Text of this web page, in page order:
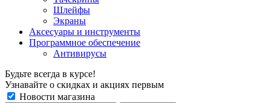
Шлейфы
Экраны
Аксесуары и инструменты
Программное обеспечение
Антивирусы
Будьте всегда в курсе!
Узнавайте о скидках и акциях первым
Новости магазина